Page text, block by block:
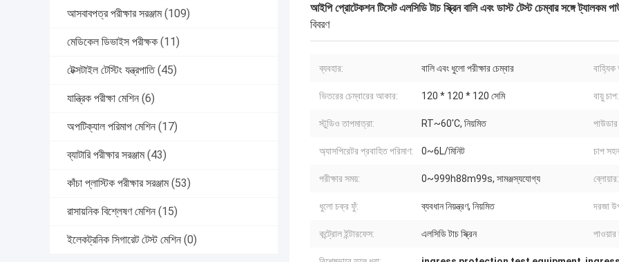
আসবাবপত্র পরীক্ষার সরঞ্জাম (109)
মেডিকেল ডিভাইস পরীক্ষক (11)
টেক্সটাইল টেস্টিং যন্ত্রপাতি (45)
যান্ত্রিক পরীক্ষা মেশিন (6)
অপটিক্যাল পরিমাপ মেশিন (17)
ব্যাটারি পরীক্ষার সরঞ্জাম (43)
কাঁচা প্লাস্টিক পরীক্ষার সরঞ্জাম (53)
রাসায়নিক বিশ্লেষণ মেশিন (15)
ইলেকট্রনিক সিগারেট টেস্ট মেশিন (0)
আইপি প্রোটেকশন টিসেট এলসিডি টাচ স্ক্রিন বালি এবং ডাস্ট টেস্ট চেম্বার সঙ্গে ট্যালকম
বিবরণ
ব্যবহার: বালি এবং ধুলো পরীক্ষার চেম্বার
ভিতরের চেম্বারের আকার: 120 * 120 * 120 সেমি বায়ু চাপ:
স্টুডিও তাপমাত্রা: RT~60'C, নিয়মিত
অ্যাসপিরেটর প্রবাহিত পরিমাণ: 0~6L/মিনিট চাপ
পরীক্ষার সময়: 0~999h88m99s, সামঞ্জস্যযোগ্য ব্লোয়ার:
ধুলো চক্র ফুঁ: ব্যবধান নিয়ন্ত্রণ, নিয়মিত দরজা
কন্ট্রোল ইন্টারফেস: এলসিডি টাচ স্ক্রিন পাওয়ার